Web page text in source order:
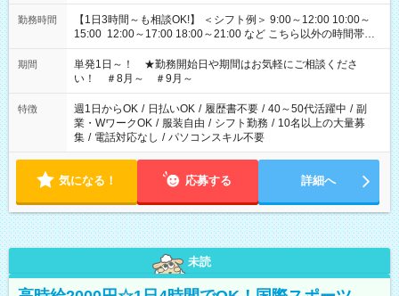
勤務時間
【1日3時間～も相談OK!】 ＜シフト例＞ 9:00～12:00 10:00～
15:00 12:00～17:00 18:00～21:00 など こちら以外の時間帯も
お気軽にご相談ください！
期間
単発1日～！ ★勤務開始日や期間はお気軽にご相談くださ
い！ ＃8月～ ＃9月～
特徴 週1日からOK / 日払いOK / 履歴書不要 / 40～50代活躍中 / 副
業・WワークOK / 服装自由 / シフト勤務 / 10名以上の大量募
集 / 電話対応なし / パソコンスキル不要
気になる！ 応募する 詳細へ
未読